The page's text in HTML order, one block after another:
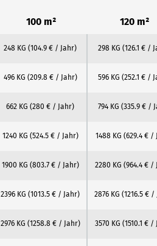
100 m² 120 m²
248 KG (104.9 € / Jahr) 298 KG (126.1 € /
496 KG (209.8 € / Jahr) 596 KG (252.1 € /
662 KG (280 € / Jahr) 794 KG (335.9 € /
1240 KG (524.5 € / Jahr) 1488 KG (629.4 € /
1900 KG (803.7 € / Jahr) 2280 KG (964.4 € /
2396 KG (1013.5 € / Jahr) 2876 KG (1216.5 € /
2976 KG (1258.8 € / Jahr) 3570 KG (1510.1 € /